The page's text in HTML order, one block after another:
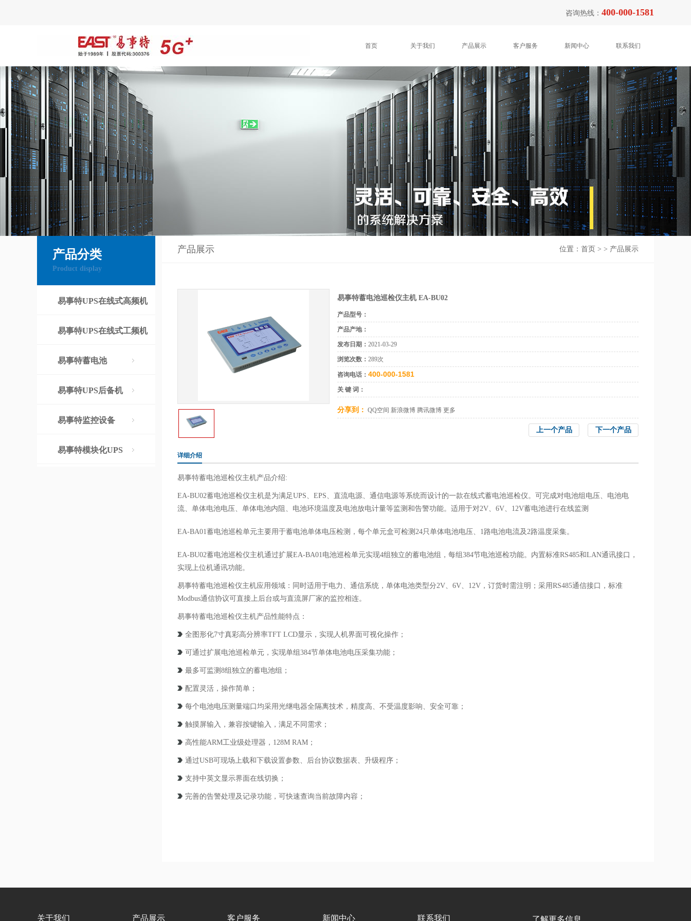
咨询热线： 400-000-1581
首页 关于我们 产品展示 客户服务 新闻中心 联系我们
产品分类
Product display
易事特UPS在线式高频机
易事特UPS在线式工频机
易事特蓄电池
易事特UPS后备机
易事特监控设备
易事特模块化UPS
产品展示 位置： 首页 > > 产品展示
易事特蓄电池巡检仪主机 EA-BU02
产品型号：
产品产地：
发布日期： 2021-03-29
浏览次数： 289次
咨询电话： 400-000-1581
关 键 词：
分享到： QQ空间 新浪微博 腾讯微博 更多
下一个产品
上一个产品
详细介绍
易事特蓄电池巡检仪主机产品介绍:
EA-BU02蓄电池巡检仪主机是为满足UPS、EPS、直流电源、通信电源等系统而设计的一款在线式蓄电池巡检仪。可完成对电池组电压、电池电
流、单体电池电压、单体电池内阻、电池环境温度及电池放电计量等监测和告警功能。适用于对2V、6V、12V蓄电池进行在线监测
EA-BA01蓄电池巡检单元主要用于蓄电池单体电压检测，每个单元盒可检测24只单体电池电压、1路电池电流及2路温度采集。
EA-BU02蓄电池巡检仪主机通过扩展EA-BA01电池巡检单元实现4组独立的蓄电池组，每组384节电池巡检功能。内置标准RS485和LAN通讯接口，
实现上位机通讯功能。
易事特蓄电池巡检仪主机应用领域：同时适用于电力、通信系统，单体电池类型分2V、6V、12V，订货时需注明；采用RS485通信接口，标准
Modbus通信协议可直接上后台或与直流屏厂家的监控相连。
易事特蓄电池巡检仪主机产品性能特点：
全图形化7寸真彩高分辨率TFT LCD显示，实现人机界面可视化操作；
可通过扩展电池巡检单元，实现单组384节单体电池电压采集功能；
最多可监测8组独立的蓄电池组；
配置灵活，操作简单；
每个电池电压测量端口均采用光继电器全隔离技术，精度高、不受温度影响、安全可靠；
触摸屏输入，兼容按键输入，满足不同需求；
高性能ARM工业级处理器，128M RAM；
通过USB可现场上载和下载设置参数、后台协议数据表、升级程序；
支持中英文显示界面在线切换；
完善的告警处理及记录功能，可快速查询当前故障内容；
关于我们 产品展示 客户服务 新闻中心 联系我们 了解更多信息